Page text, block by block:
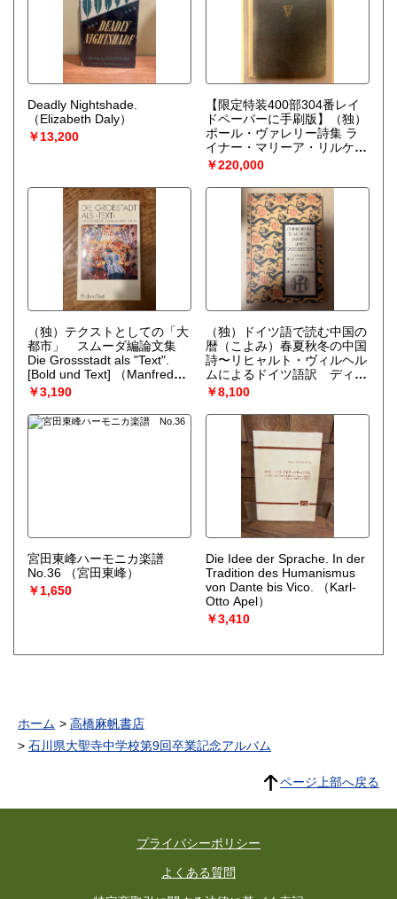
Deadly Nightshade.
（Elizabeth Daly）
￥13,200
【限定特装400部304番レイ
ドペーパーに手刷版】（独）
ポール・ヴァレリー詩集 ラ
イナー・マリーア・リルケに
よるドイツ語訳1925年イン
ゼル書店（クラナッハ印刷所
制作）刊行 VALERY, Paul.
Gedichte. Übertragen durch
Rainer Maria Rilke. Leipzig,
Insel, 1925. （Paul Valery /
Rainer Maria Rilke）
￥220,000
（独）テクストとしての「大
都市」 スムーダ編論文集
Die Grossstadt als "Text".
[Bold und Text]
（Manfred
Smuda (hg.)）
￥3,190
（独）ドイツ語で読む中国の
暦（こよみ）春夏秋冬の中国
詩〜リヒャルト・ヴィルヘル
ムによるドイツ語訳 ディー
デリヒス出版、1922年
WILHELM, Richard.
Chinesisch-deutsche Jahres-
und Tageszeiten. Lieder und
Gesänge. Verdeutscht von
Richard Wilhelm. Jena,
Eugen Diederichs, 1922.
（WILHELM, Richard）
￥8,100
宮田東峰ハーモニカ楽譜
No.36
（宮田東峰）
￥1,650
Die Idee der Sprache. In der
Tradition des Humanismus
von Dante bis Vico.
（Karl-
Otto Apel）
￥3,410
ホーム
高橋麻帆書店
石川県大聖寺中学校第9回卒業記念アルバム
ページ上部へ戻る
プライバシーポリシー
よくある質問